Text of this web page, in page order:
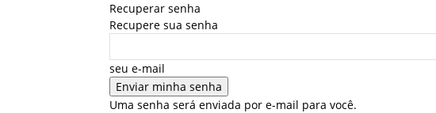
Recuperar senha
Recupere sua senha
seu e-mail
Uma senha será enviada por e-mail para você.